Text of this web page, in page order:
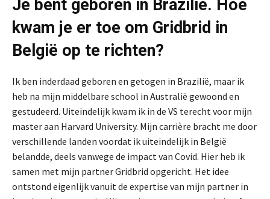
Je bent geboren in Brazilië. Hoe
kwam je er toe om Gridbrid in
België op te richten?
Ik ben inderdaad geboren en getogen in Brazilië, maar ik
heb na mijn middelbare school in Australië gewoond en
gestudeerd. Uiteindelijk kwam ik in de VS terecht voor mijn
master aan Harvard University. Mijn carrière bracht me door
verschillende landen voordat ik uiteindelijk in België
belandde, deels vanwege de impact van Covid. Hier heb ik
samen met mijn partner Gridbrid opgericht. Het idee
ontstond eigenlijk vanuit de expertise van mijn partner in